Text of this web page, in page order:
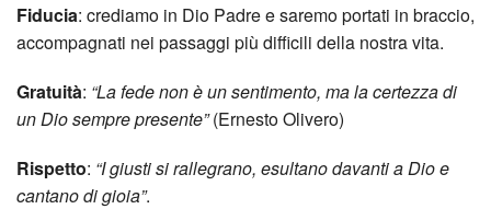
Fiducia: crediamo in Dio Padre e saremo portati in braccio,
accompagnati nei passaggi più difficili della nostra vita.
Gratuità: “La fede non è un sentimento, ma la certezza di
un Dio sempre presente”(Ernesto Olivero)
Rispetto: “I giusti si rallegrano, esultano davanti a Dio e
cantano di gioia”.